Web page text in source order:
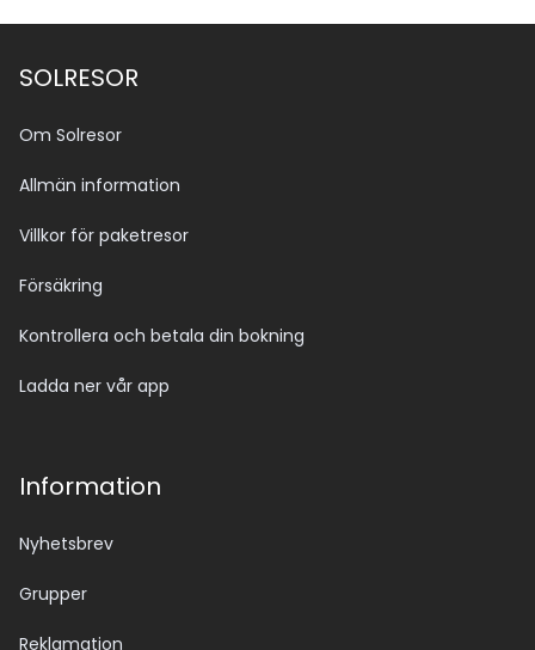
SOLRESOR
Om Solresor
Allmän information
Villkor för paketresor
Försäkring
Kontrollera och betala din bokning
Ladda ner vår app
Information
Nyhetsbrev
Grupper
Reklamation